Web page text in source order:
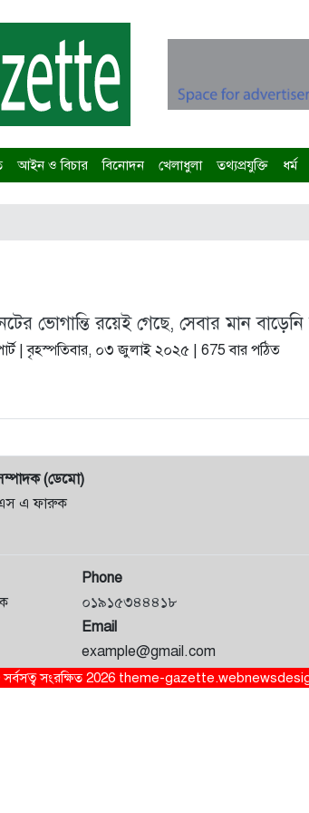
আইন ও বিচার বিনোদন খেলাধুলা তথ্যপ্রযুক্তি ধর্ম
ভোগান্তি রয়েই গেছে, সেবার মান
| বৃহস্পতিবার, ০৩ জুলাই ২০২৫ | 675 বার পঠিত
(ডেমো)
এ ফারুক
Phone
০১৯১৫৩৪৪৪১৮
Email
example@gmail.com
সংরক্ষিত 2026 theme-